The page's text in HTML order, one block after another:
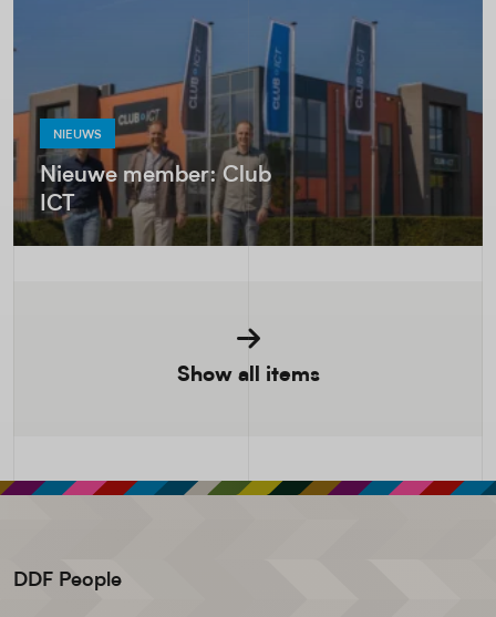
NIEUWS
Nieuwe member: Club
ICT
Show all items
DDF People